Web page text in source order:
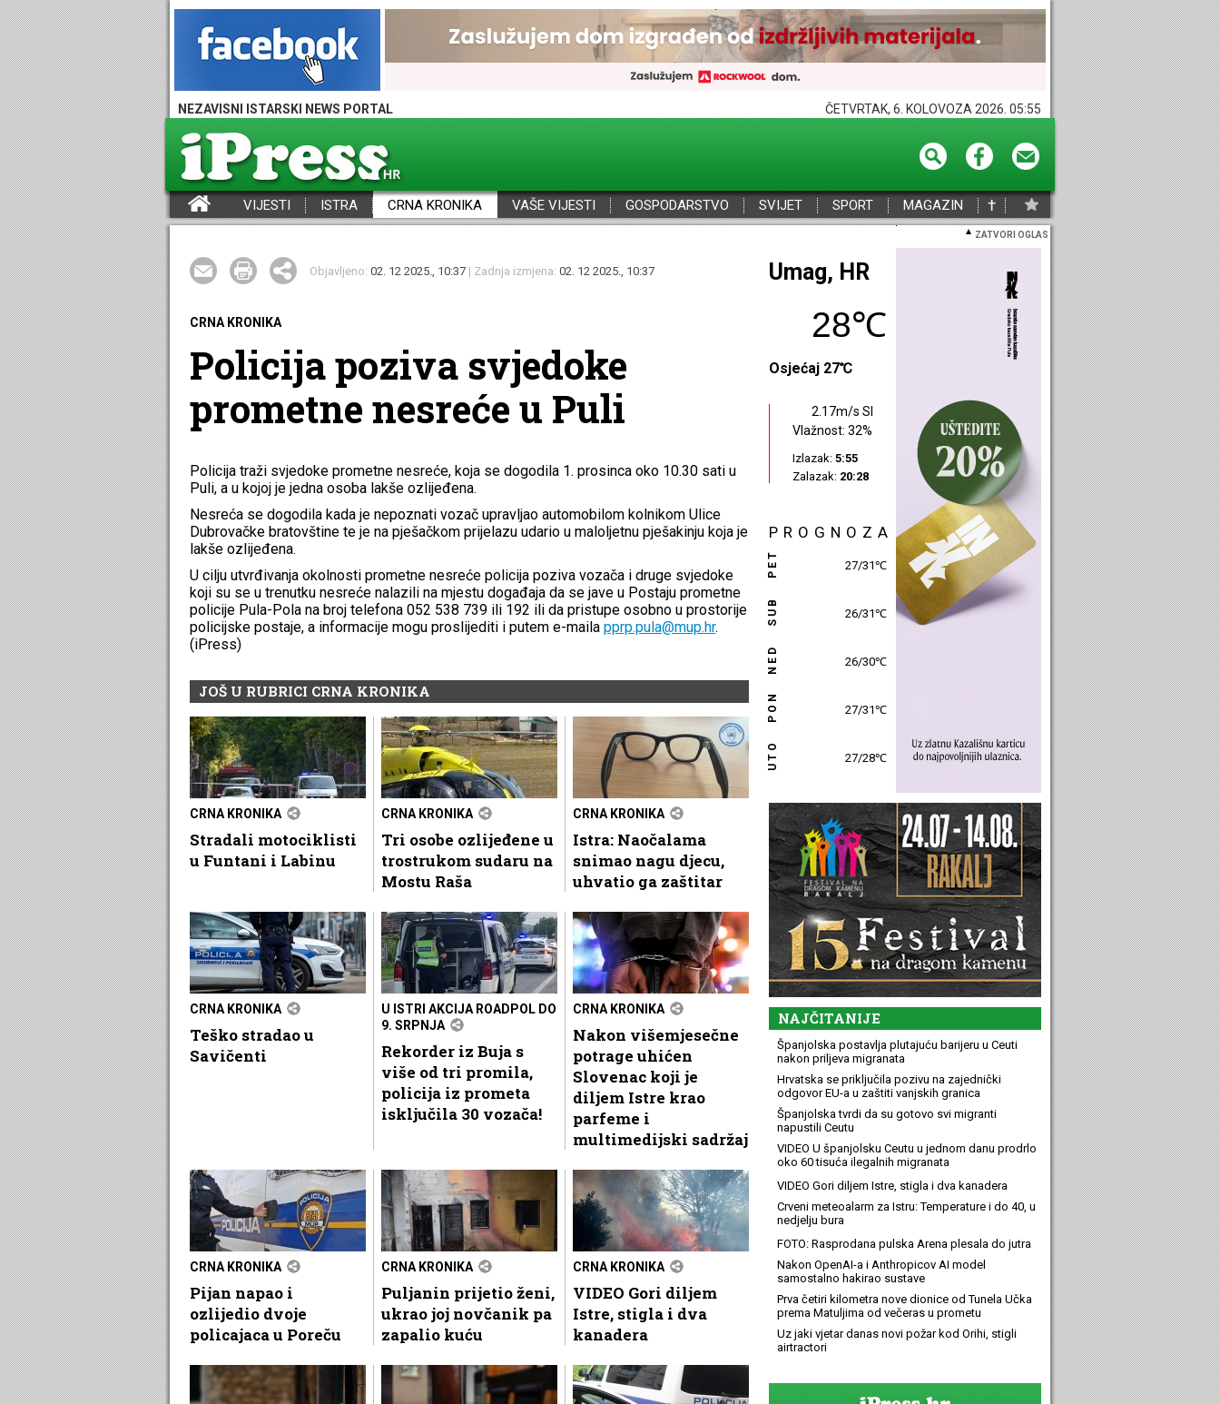
NEZAVISNI ISTARSKI NEWS PORTAL ČETVRTAK, 6. KOLOVOZA 2026. 05:55
VIJESTI ISTRA CRNA KRONIKA VAŠE VIJESTI GOSPODARSTVO SVIJET SPORT MAGAZIN †
ZATVORI OGLAS
Objavljeno: 02. 12 2025., 10:37 | Zadnja izmjena: 02. 12 2025., 10:37
CRNA KRONIKA
Policija poziva svjedoke
prometne nesreće u Puli
Policija traži svjedoke prometne nesreće, koja se dogodila 1. prosinca oko 10.30 sati u
Puli, a u kojoj je jedna osoba lakše ozlijeđena.
Nesreća se dogodila kada je nepoznati vozač upravljao automobilom kolnikom Ulice
Dubrovačke bratovštine te je na pješačkom prijelazu udario u maloljetnu pješakinju koja je
lakše ozlijeđena.
U cilju utvrđivanja okolnosti prometne nesreće policija poziva vozača i druge svjedoke
koji su se u trenutku nesreće nalazili na mjestu događaja da se jave u Postaju prometne
policije Pula-Pola na broj telefona 052 538 739 ili 192 ili da pristupe osobno u prostorije
policijske postaje, a informacije mogu proslijediti i putem e-maila pprp.pula@mup.hr.
(iPress)
JOŠ U RUBRICI CRNA KRONIKA
CRNA KRONIKA
Stradali motociklisti
u Funtani i Labinu
CRNA KRONIKA
Tri osobe ozlijeđene u
trostrukom sudaru na
Mostu Raša
CRNA KRONIKA
Istra: Naočalama
snimao nagu djecu,
uhvatio ga zaštitar
CRNA KRONIKA
Teško stradao u
Savičenti
U ISTRI AKCIJA ROADPOL DO
9. SRPNJA
Rekorder iz Buja s
više od tri promila,
policija iz prometa
isključila 30 vozača!
CRNA KRONIKA
Nakon višemjesečne
potrage uhićen
Slovenac koji je
diljem Istre krao
parfeme i
multimedijski sadržaj
CRNA KRONIKA
Pijan napao i
ozlijedio dvoje
policajaca u Poreču
CRNA KRONIKA
Puljanin prijetio ženi,
ukrao joj novčanik pa
zapalio kuću
CRNA KRONIKA
VIDEO Gori diljem
Istre, stigla i dva
kanadera
Umag, HR
28℃
Osjećaj 27℃
2.17m/s SI
Vlažnost: 32%
Izlazak: 5:55
Zalazak: 20:28
PROGNOZA
PET 27/31℃
SUB 26/31℃
NED 26/30℃
PON 27/31℃
UTO 27/28℃
NAJČITANIJE
Španjolska postavlja plutajuću barijeru u Ceuti
nakon priljeva migranata
Hrvatska se priključila pozivu na zajednički
odgovor EU-a u zaštiti vanjskih granica
Španjolska tvrdi da su gotovo svi migranti
napustili Ceutu
VIDEO U španjolsku Ceutu u jednom danu prodrlo
oko 60 tisuća ilegalnih migranata
VIDEO Gori diljem Istre, stigla i dva kanadera
Crveni meteoalarm za Istru: Temperature i do 40, u
nedjelju bura
FOTO: Rasprodana pulska Arena plesala do jutra
Nakon OpenAI-a i Anthropicov AI model
samostalno hakirao sustave
Prva četiri kilometra nove dionice od Tunela Učka
prema Matuljima od večeras u prometu
Uz jaki vjetar danas novi požar kod Orihi, stigli
airtractori